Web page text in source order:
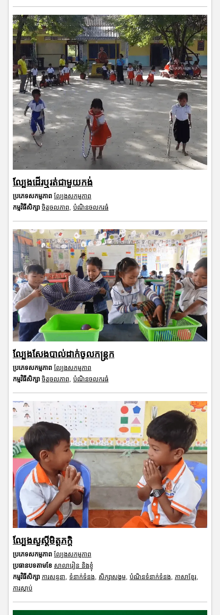
ល្បែងដើរឬរត់ជាមួយកង់
ប្រភេទសកម្មភាព ល្បែងសកម្មភាព
កម្មវិធីសិក្សា ចិត្តចលភាព បំណិនចលករធំ
ល្បែងសែងបាល់ដាក់ចូលកន្ត្រក
ប្រភេទសកម្មភាព ល្បែងសកម្មភាព
កម្មវិធីសិក្សា ចិត្តចលភាព បំណិនចលករធំ
ល្បែងសួស្តីមិត្តភក្តិ
ប្រភេទសកម្មភាព ល្បែងសកម្មភាព
ប្រធានបទតាមខែ សាលារៀន និងខ្ញុំ
កម្មវិធីសិក្សា ការសន្ទនា, ទំនាក់ទំនង, សិក្សាសង្គម, បំណិនទំនាក់ទំនង, ភាសាខ្មែរ,
ការស្តាប់